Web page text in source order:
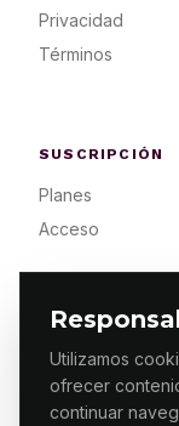
Utilizamos
ofrecer
continuar
Privacidad
Términos
SUSCRIPCIÓN
Planes
Acceso
© 2026 ES
RESERVADOS /